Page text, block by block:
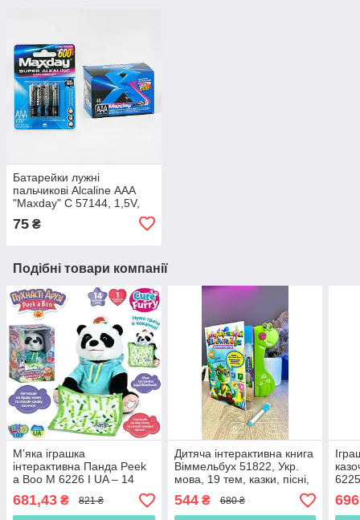
Батарейки лужні
пальчикові Alcaline ААА
"Maxday" C 57144, 1,5V,
75 ₴
Подібні товари компанії
М’яка іграшка
інтерактивна Панда Peek
a Boo M 6226 I UA – 14
фраз українською, грає в
хованки
681,43 ₴ 821 ₴
Дитяча інтерактивна книга
Віммельбух 51822, Укр.
мова, 19 тем, казки, пісні,
загадки, сенсорні кнопки
544₴ 680 ₴